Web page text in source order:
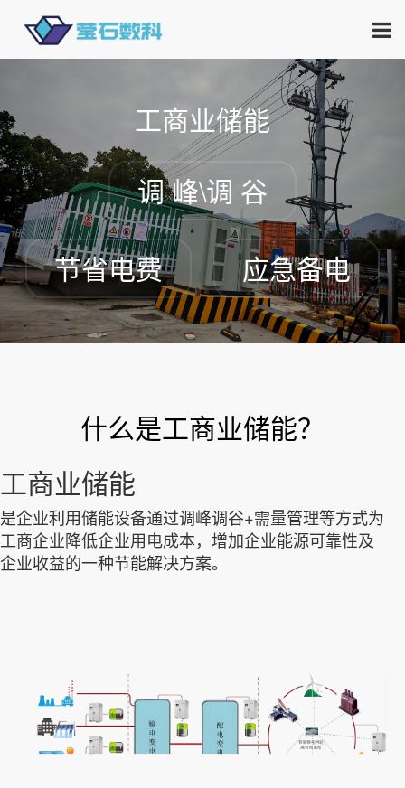
工商业储能
调 峰\调 谷
节省电费
应急备电
什么是工商业储能？
工商业储能
是企业利用储能设备通过调峰调谷+需量管理等方式为
工商企业降低企业用电成本，增加企业能源可靠性及
企业收益的一种节能解决方案。